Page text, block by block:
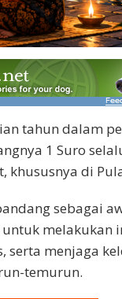
tahun dalam
1 Suro
di
sebagai
melakukan
serta menjaga
temurun.